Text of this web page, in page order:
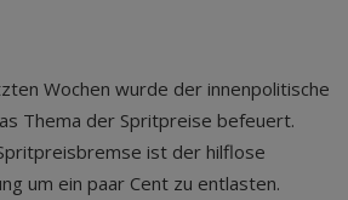
Wochen wurde der innenpolitische
Thema der Spritpreise befeuert.
ist der hilflose
um ein paar Cent zu entlasten.